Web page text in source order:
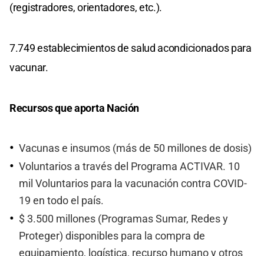
(registradores, orientadores, etc.).
7.749 establecimientos de salud acondicionados para
vacunar.
Recursos que aporta Nación
Vacunas e insumos (más de 50 millones de dosis)
Voluntarios a través del Programa ACTIVAR. 10
mil Voluntarios para la vacunación contra COVID-
19 en todo el país.
$ 3.500 millones (Programas Sumar, Redes y
Proteger) disponibles para la compra de
equipamiento, logística, recurso humano y otros